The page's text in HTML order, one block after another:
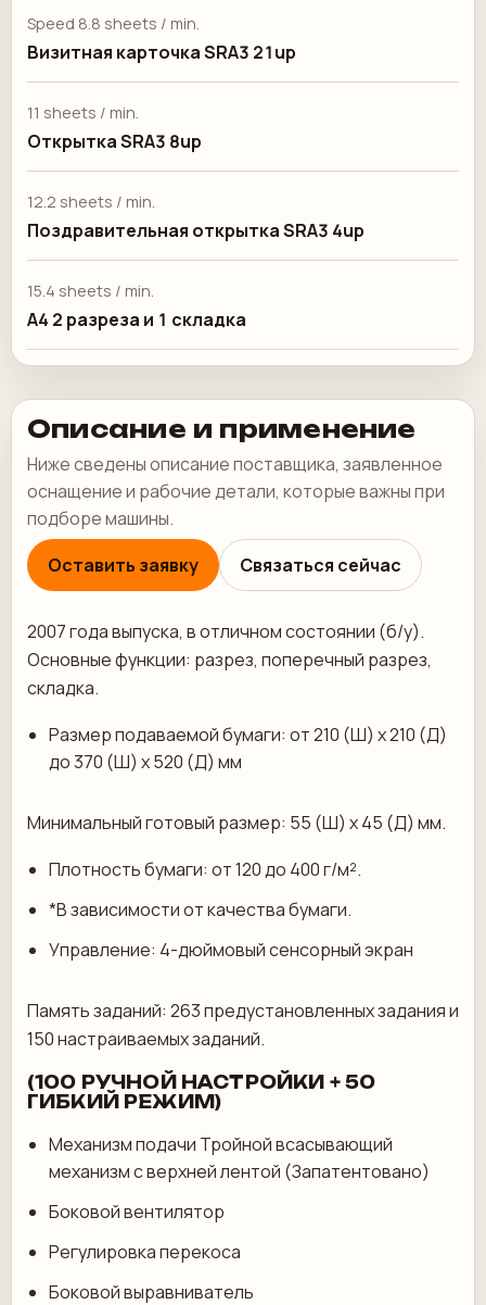
Speed 8.8 sheets / min.
Визитная карточка SRA3 21up
11 sheets / min.
Открытка SRA3 8up
12.2 sheets / min.
Поздравительная открытка SRA3 4up
15.4 sheets / min.
А4 2 разреза и 1 складка
Описание и применение
Ниже сведены описание поставщика, заявленное
оснащение и рабочие детали, которые важны при
подборе машины.
Оставить заявку
Связаться сейчас
2007 года выпуска, в отличном состоянии (б/у).
Основные функции: разрез, поперечный разрез,
складка.
Размер подаваемой бумаги: от 210 (Ш) x 210 (Д)
до 370 (Ш) x 520 (Д) мм
Минимальный готовый размер: 55 (Ш) x 45 (Д) мм.
Плотность бумаги: от 120 до 400 г/м².
*В зависимости от качества бумаги.
Управление: 4-дюймовый сенсорный экран
Память заданий: 263 предустановленных задания и
150 настраиваемых заданий.
(100 РУЧНОЙ НАСТРОЙКИ + 50
ГИБКИЙ РЕЖИМ)
Механизм подачи Тройной всасывающий
механизм с верхней лентой (Запатентовано)
Боковой вентилятор
Регулировка перекоса
Боковой выравниватель